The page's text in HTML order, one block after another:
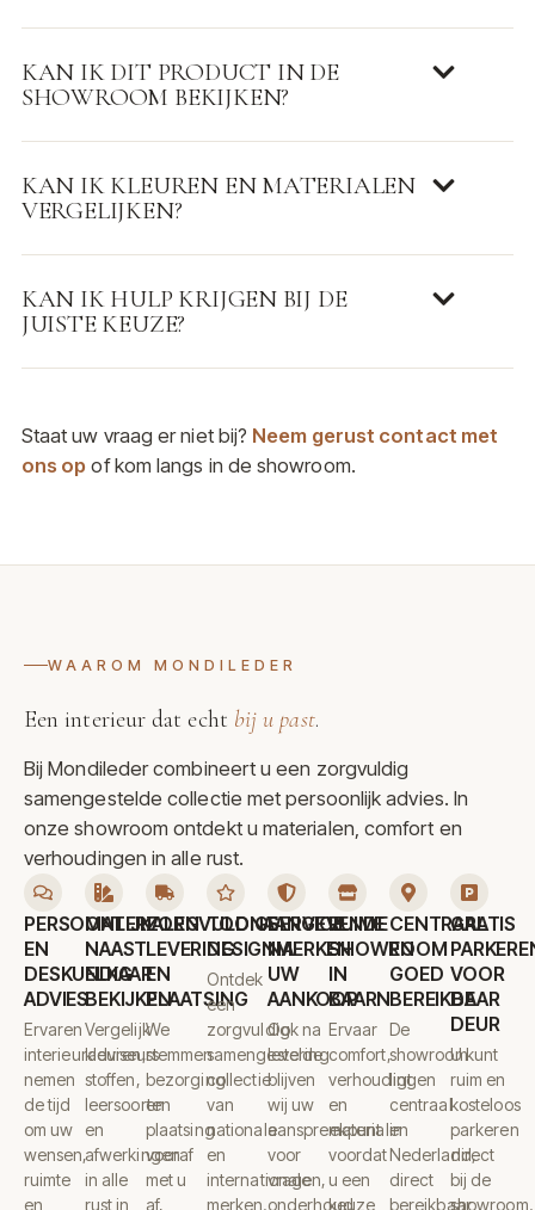
KAN IK DIT PRODUCT IN DE
SHOWROOM BEKIJKEN?
KAN IK KLEUREN EN MATERIALEN
VERGELIJKEN?
KAN IK HULP KRIJGEN BIJ DE
JUISTE KEUZE?
Staat uw vraag er niet bij? Neem gerust contact met
ons op of kom langs in de showroom.
WAAROM MONDILEDER
Een interieur dat echt bij u past.
Bij Mondileder combineert u een zorgvuldig
samengestelde collectie met persoonlijk advies. In
onze showroom ontdekt u materialen, comfort en
verhoudingen in alle rust.
PERSOONLIJK
EN
DESKUNDIG
ADVIES
Ervaren
interieuradviseurs
nemen
de tijd
om uw
wensen,
ruimte
en
MATERIALEN
NAAST
ELKAAR
BEKIJKEN
Vergelijk
kleuren,
stoffen,
leersoorten
en
afwerkingen
in alle
rust in
ZORGVULDIGE
LEVERING
EN
PLAATSING
We
stemmen
bezorging
en
plaatsing
vooraf
met u
af,
TOONAANGEVENDE
DESIGNMERKEN
Ontdek
een
zorgvuldig
samengestelde
collectie
van
nationale
en
internationale
merken.
SERVICE
NA
UW
AANKOOP
Ook na
levering
blijven
wij uw
aanspreekpunt
voor
vragen,
onderhoud
RUIME
SHOWROOM
IN
BAARN
Ervaar
comfort,
verhoudingen
en
materialen
voordat
u een
keuze
CENTRAAL
EN
GOED
BEREIKBAAR
De
showroom
ligt
centraal
in
Nederland,
direct
bereikbaar
GRATIS
VOOR
DE
DEUR
U kunt
ruim en
kosteloos
parkeren
direct
bij de
showroom.